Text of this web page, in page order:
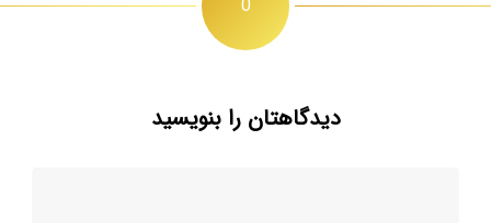
0
دیدگاهتان را بنویسید